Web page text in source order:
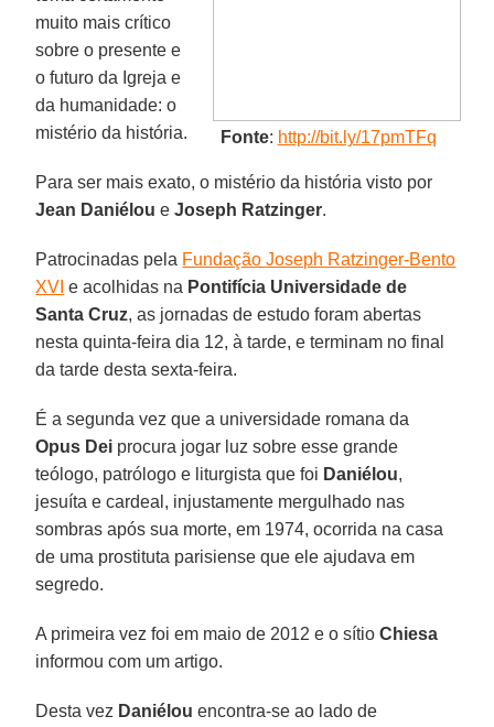
Fonte: http://bit.ly/17pmTFq
muito mais crítico
sobre o presente e
o futuro da Igreja e
da humanidade: o
mistério da história.
Para ser mais exato, o mistério da história visto por
Jean Daniélou eJoseph Ratzinger.
Patrocinadas pela Fundação Joseph Ratzinger-Bento
XVI e acolhidas na Pontifícia Universidade de
Santa Cruz, as jornadas de estudo foram abertas
nesta quinta-feira dia 12, à tarde, e terminam no final
da tarde desta sexta-feira.
É a segunda vez que a universidade romana da
Opus Dei procura jogar luz sobre esse grande
teólogo, patrólogo e liturgista que foi Daniélou,
jesuíta e cardeal, injustamente mergulhado nas
sombras após sua morte, em 1974, ocorrida na casa
de uma prostituta parisiense que ele ajudava em
segredo.
A primeira vez foi em maio de 2012 e o sítioChiesa
informou com um artigo.
Desta vez Daniélou encontra-se ao lado de